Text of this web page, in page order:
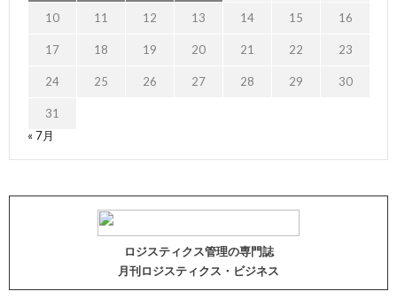
10 11 12 13 14 15 16
17 18 19 20 21 22 23
24 25 26 27 28 29 30
31
« 7月
ロジスティクス管理の専門誌
月刊ロジスティクス・ビジネス